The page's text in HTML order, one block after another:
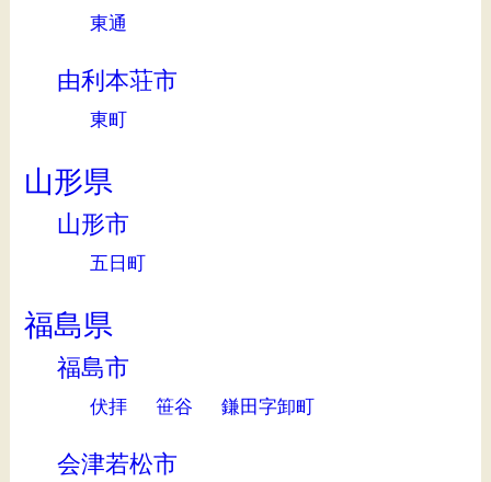
東通
由利本荘市
東町
山形県
山形市
五日町
福島県
福島市
伏拝 笹谷 鎌田字卸町
会津若松市